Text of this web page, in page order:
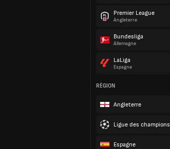
Premier League
Angleterre
Bundesliga
Allemagne
LaLiga
Espagne
RÉGION
Angleterre
Ligue des champions
Espagne